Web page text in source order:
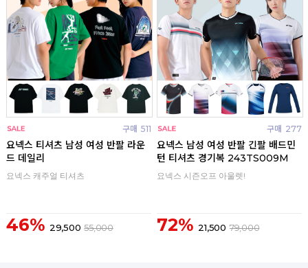
구매 511
요넥스 티셔츠 남성 여성 반팔 라운
드 데일리
요넥스 캐주얼 티셔츠
46% 29,500 55,000
구매 277
요넥스 남성 여성 반팔 긴팔 배드민
턴 티셔츠 경기복 243TS009M
요넥스 시즌오프 아울렛!
72% 21,500 79,000